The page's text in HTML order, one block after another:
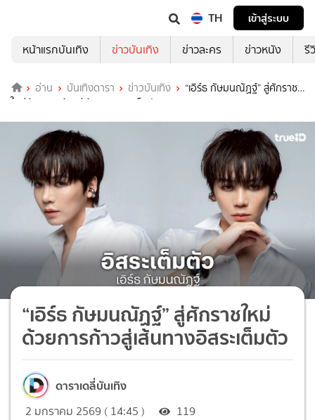
TH
เข้าสู่ระบบ
หน้าแรกบันเทิง
ข่าวบันเทิง ข่าวละคร ข่าวหนัง รี
อ่าน บันเทิงดารา ข่าวบันเทิง
“เอิร์ธ กัษมนณัฏฐ์” สู่ศักราช
ใหม่ด้วยการก้าวสู่เส้นทางอิสระเต็มตัว
“เอิร์ธ กัษมนณัฏฐ์” สู่ศักราชใหม่
ด้วยการก้าวสู่เส้นทางอิสระเต็มตัว
ดาราเดลี่บันเทิง
2 มกราคม 2569 ( 14:45 ) 119